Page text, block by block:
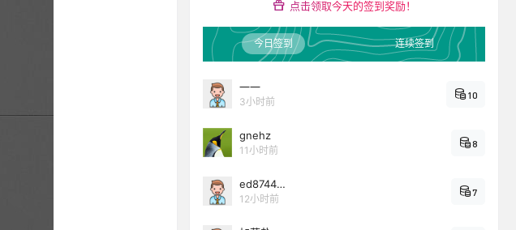
点击领取今天的签到奖励！
今日签到 连续签到
一一
3小时前
10
gnehz
11小时前
8
ed8744…
12小时前
7